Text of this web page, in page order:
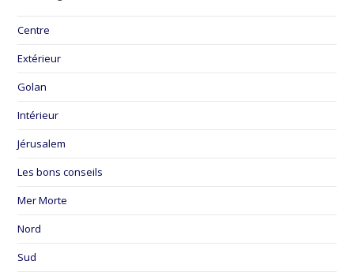
Centre
Extérieur
Golan
Intérieur
Jérusalem
Les bons conseils
Mer Morte
Nord
Sud